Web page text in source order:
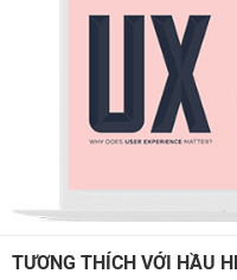
TƯƠNG THÍCH VỚI HẦU